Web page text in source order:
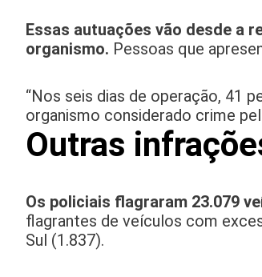
Essas autuações vão desde a
organismo. Pessoas que
“Nos seis dias de operação, 41
organismo considerado crime
Outras
Os policiais flagraram 23.079
flagrantes de veículos com
Sul (1.837).